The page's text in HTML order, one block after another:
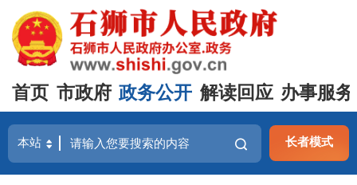
首页 市政府 政务公开 解读回应 办事服务
长者模式